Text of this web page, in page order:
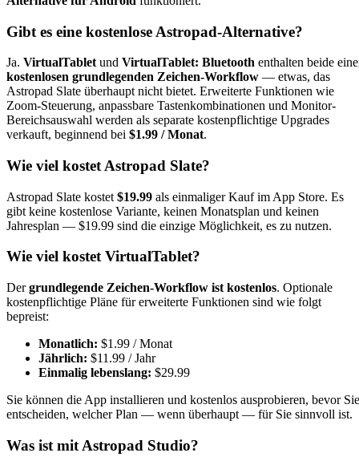
Gibt es eine kostenlose Astropad-Alternative?
Ja. VirtualTablet und VirtualTablet: Bluetooth enthalten beide
kostenlosen grundlegenden Zeichen-Workflow — etwas, das
Astropad Slate überhaupt nicht bietet. Erweiterte Funktionen wie
Zoom-Steuerung, anpassbare Tastenkombinationen und Monitor-
Bereichsauswahl werden als separate kostenpflichtige Upgrades
verkauft, beginnend bei $1.99 / Monat.
Wie viel kostet Astropad Slate?
Astropad Slate kostet $19.99 als einmaliger Kauf im App Store. Es
gibt keine kostenlose Variante, keinen Monatsplan und keinen
Jahresplan — $19.99 sind die einzige Möglichkeit, es zu nutzen.
Wie viel kostet VirtualTablet?
Dergrundlegende Zeichen-Workflow ist kostenlos. Optionale
kostenpflichtige Pläne für erweiterte Funktionen sind wie folgt
bepreist:
Monatlich: $1.99 / Monat
Jährlich: $11.99 / Jahr
Einmalig lebenslang: $29.99
Sie können die App installieren und kostenlos ausprobieren, bevor Sie
entscheiden, welcher Plan — wenn überhaupt — für Sie sinnvoll ist.
Was ist mit Astropad Studio?